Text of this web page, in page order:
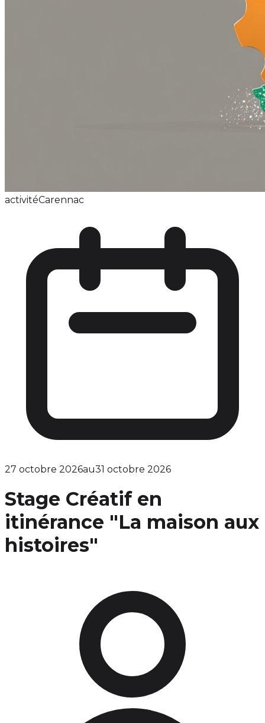
activitéCarennac
27 octobre 2026au31 octobre 2026
Stage Créatif en
itinérance "La maison aux
histoires"